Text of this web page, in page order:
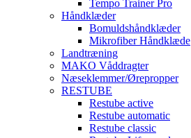
Tempo Trainer Pro
Håndklæder
Bomuldshåndklæder
Mikrofiber Håndklæde
Landtræning
MAKO Våddragter
Næseklemmer/Ørepropper
RESTUBE
Restube active
Restube automatic
Restube classic